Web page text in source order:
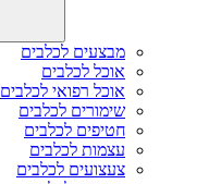
מבצעים לכלבים
אוכל לכלבים
אוכל רפואי לכלבים
שימורים לכלבים
חטיפים לכלבים
עצמות לכלבים
צעצועים לכלבים